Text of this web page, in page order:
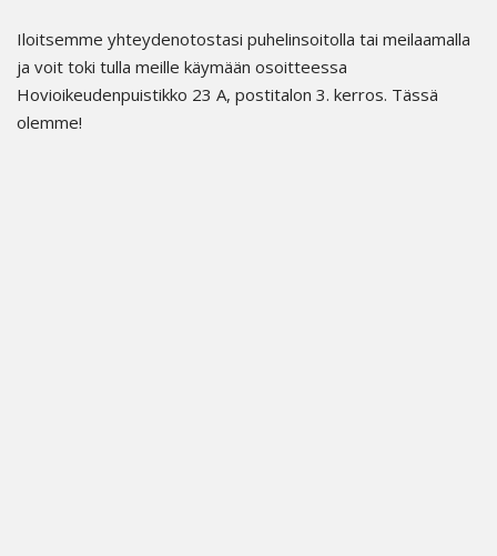
Iloitsemme yhteydenotostasi puhelinsoitolla tai meilaamalla
ja voit toki tulla meille käymään osoitteessa
Hovioikeudenpuistikko 23 A, postitalon 3. kerros. Tässä
olemme!